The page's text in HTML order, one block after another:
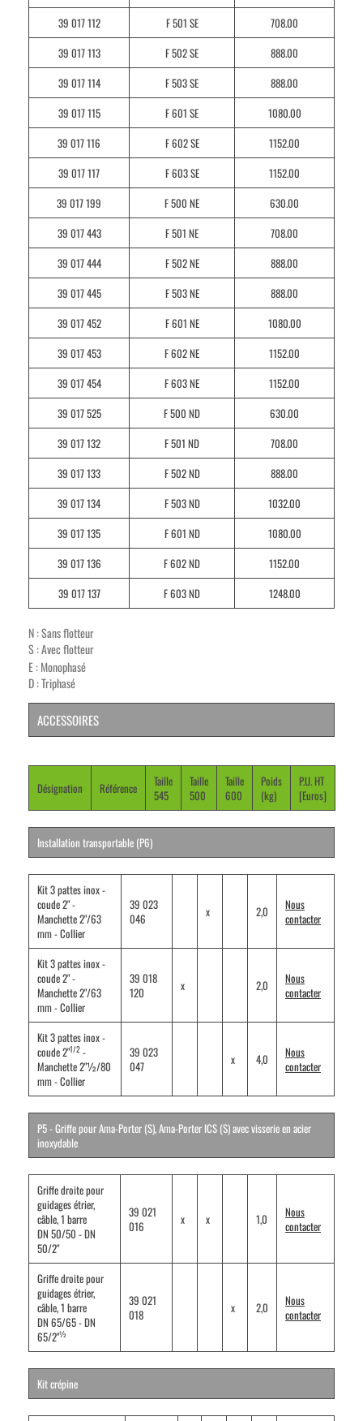
39 017 112
F 501 SE
708.00
39 017 113
F 502 SE
888.00
39 017 114
F 503 SE
888.00
39 017 115
F 601 SE
1080.00
39 017 116
F 602 SE
1152.00
39 017 117
F 603 SE
1152.00
39 017 199
F 500 NE
630.00
39 017 443
F 501 NE
708.00
39 017 444
F 502 NE
888.00
39 017 445
F 503 NE
888.00
39 017 452
F 601 NE
1080.00
39 017 453
F 602 NE
1152.00
39 017 454
F 603 NE
1152.00
39 017 525
F 500 ND
630.00
39 017 132
F 501 ND
708.00
39 017 133
F 502 ND
888.00
39 017 134
F 503 ND
1032.00
39 017 135
F 601 ND
1080.00
39 017 136
F 602 ND
1152.00
39 017 137
F 603 ND 1248.00
N : Sans flotteur
S : Avec flotteur
E : Monophasé
D : Triphasé
ACCESSOIRES
Désignation Référence
Taille
545
Taille
500
Taille
600
Poids
(kg)
P.U. HT
[Euros]
Installation transportable (P6)
Kit 3 pattes inox -
coude 2" -
Manchette 2"/63
mm - Collier
39 023
046
x 2,0
Nous
contacter
Kit 3 pattes inox -
coude 2" -
Manchette 2"/63
mm - Collier
39 018
120
x 2,0
Nous
contacter
Kit 3 pattes inox -
coude 2"1/2 -
Manchette 2"½/80
mm - Collier
39 023
047
x 4,0
Nous
contacter
P5 - Griffe pour Ama-Porter (S), Ama-Porter ICS (S) avec visserie en acier
inoxydable
Griffe droite pour
guidages étrier,
câble, 1 barre
DN 50/50 - DN
50/2"
39 021
016
x x 1,0
Nous
contacter
Griffe droite pour
guidages étrier,
câble, 1 barre
DN 65/65 - DN
65/2"½
39 021
018
x 2,0
Nous
contacter
Kit crépine